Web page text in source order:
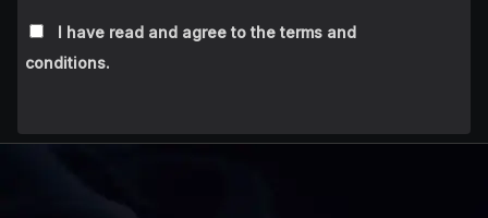
I have read and agree to the terms and
conditions.